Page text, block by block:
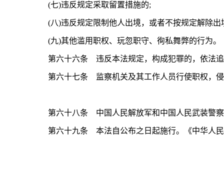
(七)违反规定采取留置措施的;
(八)违反规定限制他人出境，或者不按规定解除出
(九)其他滥用职权、玩忽职守、徇私舞弊的行为。
第六十六条 违反本法规定，构成犯罪的，依法追
第六十七条 监察机关及其工作人员行使职权，侵
第六十八条 中国人民解放军和中国人民武装警察
第六十九条 本法自公布之日起施行。《中华人民